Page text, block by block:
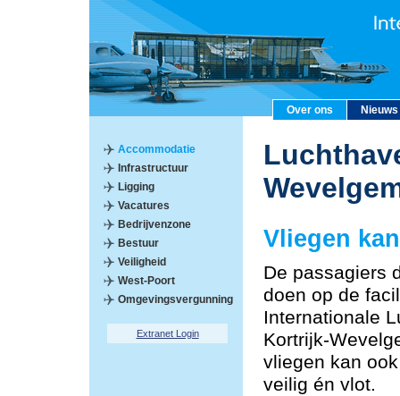
Over ons Nieuws
Accommodatie
Infrastructuur
Ligging
Vacatures
Bedrijvenzone
Bestuur
Veiligheid
West-Poort
Omgevingsvergunning
Extranet Login
Vliegen
De passagiers
doen op de
Internationale
Kortrijk-
vliegen kan
veilig én vlot.